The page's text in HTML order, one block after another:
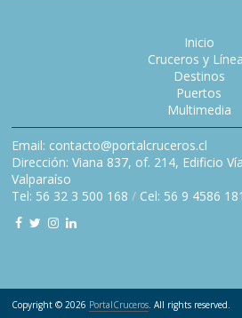
Inicio
Cruceros y
Destinos
Puertos
Multimedia
Email: contacto@portalcruceros.cl
Dirección: Viana 837, of. 214, Edificio
Valparaíso
Tel: 56 32 3 500 168 / Cel: 56 9 4586
Copyright © 2026 PortalCruceros. All rights reserved.